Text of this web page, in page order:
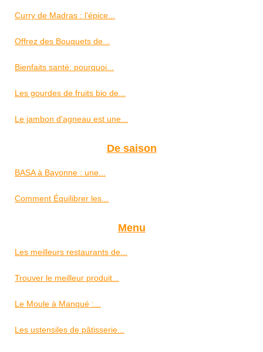
Curry de Madras : l’épice...
Offrez des Bouquets de...
Bienfaits santé: pourquoi...
Les gourdes de fruits bio de...
Le jambon d'agneau est une...
De saison
BASA à Bayonne : une...
Comment Équilibrer les...
Menu
Les meilleurs restaurants de...
Trouver le meilleur produit...
Le Moule à Manqué :...
Les ustensiles de pâtisserie...